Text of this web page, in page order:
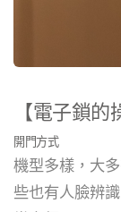
【電子鎖的
開門方式
機型多樣，大
些也有人臉辨